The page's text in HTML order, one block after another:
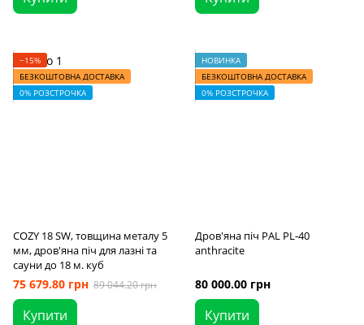
−15%
БЕЗКОШТОВНА ДОСТАВКА
0% РОЗСТРОЧКА
COZY 18 SW, товщина металу 5
мм, дров'яна піч для лазні та
сауни до 18 м. куб
75 679.80 грн 89 044.20 грн
Купити
НОВИНКА
БЕЗКОШТОВНА ДОСТАВКА
0% РОЗСТРОЧКА
Дров'яна піч PAL PL-40
anthracite
80 000.00 грн
Купити